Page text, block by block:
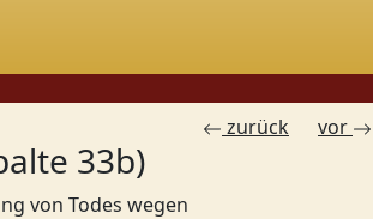
zurück vor
33b)
von Todes wegen